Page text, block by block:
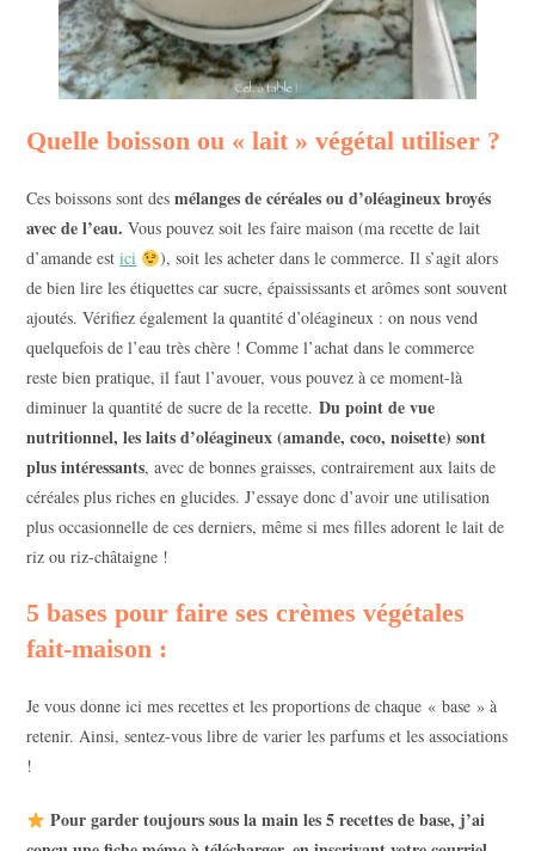
Quelle boisson ou « lait » végétal utiliser ?
Ces boissons sont desmélanges de céréales ou d’oléagineux broyés
avec de l’eau.Vous pouvez soit les faire maison (ma recette de lait
d’amande estici
), soit les acheter dans le commerce. Il s’agit alors
de bien lire les étiquettes car sucre, épaississants et arômes sont souvent
ajoutés. Vérifiez également la quantité d’oléagineux : on nous vend
quelquefois de l’eau très chère ! Comme l’achat dans le commerce
reste bien pratique, il faut l’avouer, vous pouvez à ce moment-là
diminuer la quantité de sucre de la recette.Du point de vue
nutritionnel, les laits d’oléagineux (amande, coco, noisette) sont
plus intéressants, avec de bonnes graisses, contrairement aux laits de
céréales plus riches en glucides. J’essaye donc d’avoir une utilisation
plus occasionnelle de ces derniers, même si mes filles adorent le lait de
riz ou riz-châtaigne !
5 bases pour faire ses crèmes végétales
fait-maison :
Je vous donne ici mes recettes et les proportions de chaque « base » à
retenir. Ainsi, sentez-vous libre de varier les parfums et les associations
!
Pour garder toujours sous la main les 5 recettes de base, j’ai